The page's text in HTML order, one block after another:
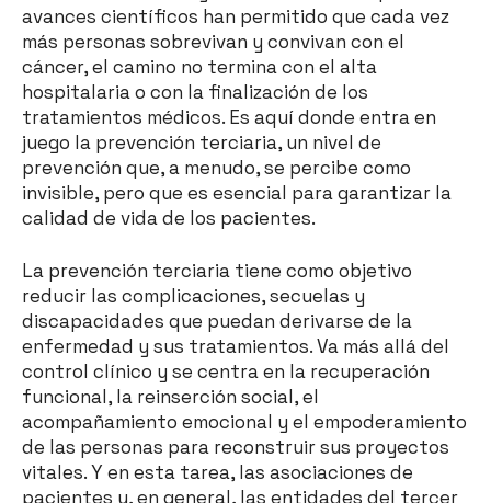
avances científicos han permitido que cada vez
más personas sobrevivan y convivan con el
cáncer, el camino no termina con el alta
hospitalaria o con la finalización de los
tratamientos médicos. Es aquí donde entra en
juego la prevención terciaria, un nivel de
prevención que, a menudo, se percibe como
invisible, pero que es esencial para garantizar la
calidad de vida de los pacientes.
La prevención terciaria tiene como objetivo
reducir las complicaciones, secuelas y
discapacidades que puedan derivarse de la
enfermedad y sus tratamientos. Va más allá del
control clínico y se centra en la recuperación
funcional, la reinserción social, el
acompañamiento emocional y el empoderamiento
de las personas para reconstruir sus proyectos
vitales. Y en esta tarea, las asociaciones de
pacientes y, en general, las entidades del tercer